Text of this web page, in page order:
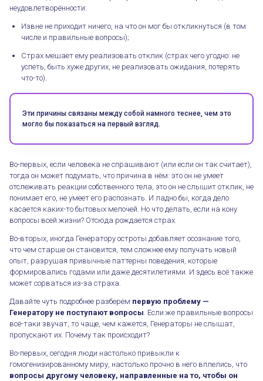
неудовлетворённости:
Извне не приходит ничего, на что он мог бы откликнуться (в том
числе и правильные вопросы);
Страх мешает ему реализовать отклик (страх чего угодно: не
успеть, быть хуже других, не реализовать ожидания, потерять
что-то).
Эти причины связаны между собой намного теснее, чем это
могло бы показаться на первый взгляд.
Во-первых, если человека не спрашивают (или если он так считает),
тогда он может подумать, что причина в нём: это он не умеет
отслеживать реакции собственного тела, это он не слышит отклик, не
понимает его, не умеет его распознать. И ладно бы, когда дело
касается каких-то бытовых мелочей. Но что делать, если на кону
вопросы всей жизни? Отсюда рождается страх.
Во-вторых, иногда Генератору остроты добавляет осознание того,
что чем старше он становится, тем сложнее ему получать новый
опыт, разрушая привычные паттерны поведения, которые
формировались годами или даже десятилетиями. И здесь всё также
может сорваться из-за страха.
Давайте чуть подробнее разберём первую проблему —
Генератору не поступают вопросы . Если же правильные вопросы
всё-таки звучат, то чаще, чем кажется, Генераторы не слышат,
пропускают их. Почему так происходит?
Во-первых, сегодня люди настолько привыкли к
гомогенизированному миру, настолько прочно в него вплелись, что
вопросы другому человеку, направленные на то, чтобы он